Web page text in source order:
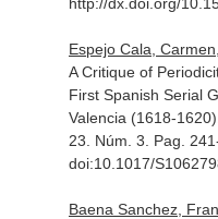
Espejo Cala,
A Critique of
First Spanish Serial
Valencia (1618-1620).
23. Núm. 3. Pag.
doi:10.1017/
Baena Sanchez,